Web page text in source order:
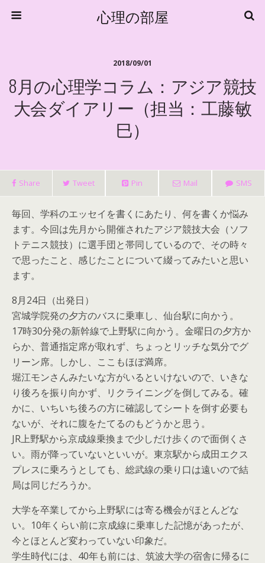
心理の部屋
2018/09/01
8月の心理学コラム：アジア競技
大会ダイアリー（担当：工藤敏
巳）
Share Tweet Pin Mail SMS
毎回、学科のエッセイを書くにあたり、何を書くか悩み
ます。今回は先月から開催されたアジア競技大会（ソフ
トテニス競技）に選手団と帯同しているので、その時々
で思ったこと、感じたことについて綴ってみたいと思い
ます。
8月24日（出発日）
宮城学院発の夕方のバスに乗車し、仙台駅に向かう。
17時30分発の新幹線で上野駅に向かう。金曜日の夕方か
らか、普通指定席が取れず、ちょっとリッチな気分でグ
リーン席。しかし、ここもほぼ満席。
堀江モンさんみたいな方がいるといけないので、いきな
り後ろを振り向かず、リクライニングを倒してみる。確
かに、いちいち後ろの方に確認してシートを倒す必要も
ないが、それに腹をたてるのもどうかと思う。
JR上野駅から京成線乗換まで少しだけ歩くので面倒くさ
い。雨が降っていないといいが。東京駅から成田エクス
プレスに乗ろうとしても、総武線の乗り口は遠いので結
局は同じだろうか。
大学を卒業してから上野駅には寄る機会がほとんどな
い。10年くらい前に京成線に乗車した記憶があったが、
今とほとんど変わっていない印象だ。
学生時代には、40年も前には、筑波大学の宿舎に帰るに